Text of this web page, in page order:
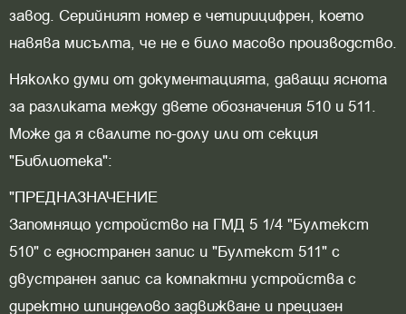
завод. Серийният номер е четирицифрен, което
навява мисълта, че не е било масово производство.
Няколко думи от документацията, даващи яснота
за разликата между двете обозначения 510 и 511.
Може да я свалите по-долу или от секция
"Библиотека":
"ПРЕДНАЗНАЧЕНИЕ
Запомнящо устройство на ГМД 5 1/4 "Бултекст
510" с едностранен запис и "Бултекст 511" с
двустранен запис са компактни устройства с
директно шпинделово задвижване и прецизен